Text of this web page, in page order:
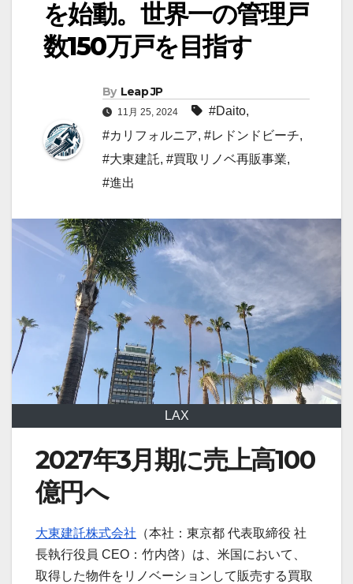
を始動。世界一の管理戸
数150万戸を目指す
By Leap JP
11月 25, 2024 #Daito,
#カリフォルニア, #レドンドビーチ,
#大東建託, #買取リノベ再販事業,
#進出
LAX
2027年3月期に売上高100
億円へ
大東建託株式会社 （本社：東京都 代表取締役 社
長執行役員 CEO：竹内啓）は、米国において、
取得した物件をリノベーションして販売する買取